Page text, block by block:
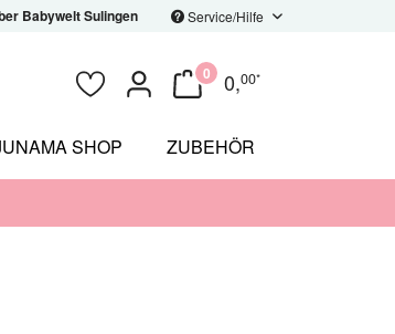
Babywelt Sulingen Service/Hilfe
0 0,00*
SHOP ZUBEHÖR